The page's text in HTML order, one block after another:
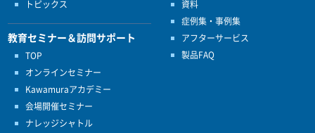
トピックス
教育セミナー＆訪問サポート
TOP
オンラインセミナー
Kawamuraアカデミー
会場開催セミナー
ナレッジシャトル
資料
症例集・事例集
アフターサービス
製品FAQ